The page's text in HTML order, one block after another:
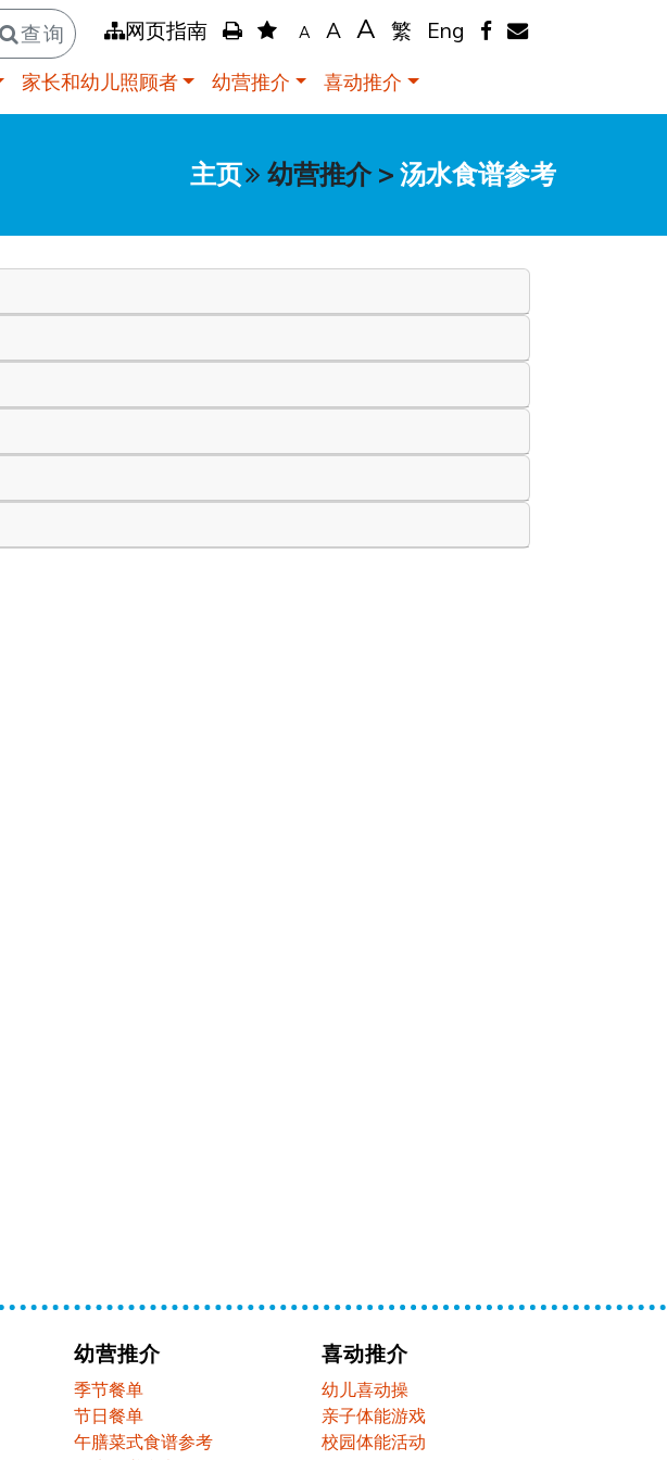
查询 网页指南 A A A 繁 Eng
家长和幼儿照顾者 幼营推介 喜动推介
主页 幼营推介> 汤水食谱参考
幼营推介
季节餐单
节日餐单
午膳菜式食谱参考
喜动推介
幼儿喜动操
亲子体能游戏
校园体能活动